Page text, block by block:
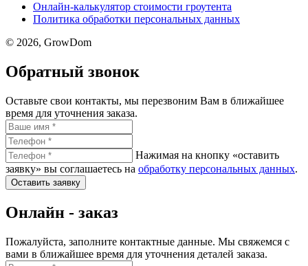
Онлайн-калькулятор стоимости гроутента
Политика обработки персональных данных
© 2026, GrowDom
Обратный звонок
Оставьте свои контакты, мы перезвоним Вам в ближайшее
время для уточнения заказа.
Нажимая на кнопку «оставить
заявку» вы соглашаетесь на обработку персональных данных.
Оставить заявку
Онлайн - заказ
Пожалуйста, заполните контактные данные. Мы свяжемся с
вами в ближайшее время для уточнения деталей заказа.